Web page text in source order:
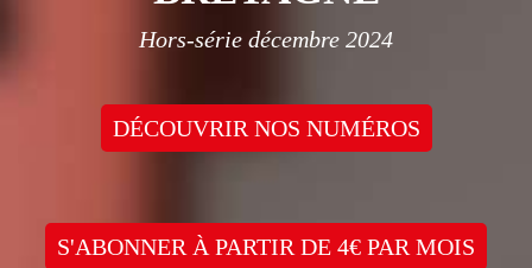
Hors-série décembre 2024
DÉCOUVRIR NOS NUMÉROS
S'ABONNER À PARTIR DE 4€ PAR MOIS